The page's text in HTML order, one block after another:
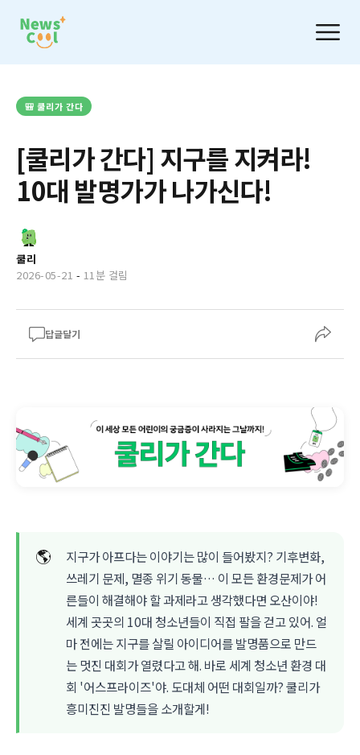
🎒 쿨리가 간다
[쿨리가 간다] 지구를 지켜라!
10대 발명가가 나가신다!
쿨리
2026-05-21 - 11분 걸림
답글달기
🌎
지구가 아프다는 이야기는 많이 들어봤지? 기후변화,
쓰레기 문제, 멸종 위기 동물… 이 모든 환경문제가 어
른들이 해결해야 할 과제라고 생각했다면 오산이야!
세계 곳곳의 10대 청소년들이 직접 팔을 걷고 있어. 얼
마 전에는 지구를 살릴 아이디어를 발명품으로 만드
는 멋진 대회가 열렸다고 해. 바로 세계 청소년 환경 대
회 '어스프라이즈'야. 도대체 어떤 대회일까? 쿨리가
흥미진진 발명들을 소개할게!